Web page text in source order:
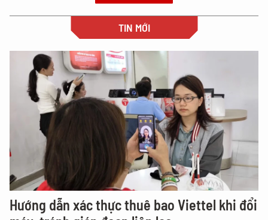
TIN MỚI
Hướng dẫn xác thực thuê bao Viettel khi đổi